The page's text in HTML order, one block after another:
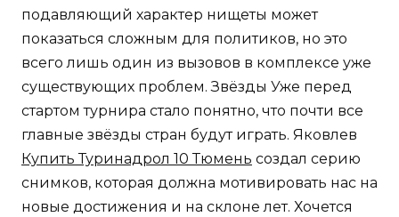
подавляющий характер нищеты может
показаться сложным для политиков, но это
всего лишь один из вызовов в комплексе уже
существующих проблем. Звёзды Уже перед
стартом турнира стало понятно, что почти все
главные звёзды стран будут играть. Яковлев
Купить Туринадрол 10 Тюмень создал серию
снимков, которая должна мотивировать нас на
новые достижения и на склоне лет. Хочется